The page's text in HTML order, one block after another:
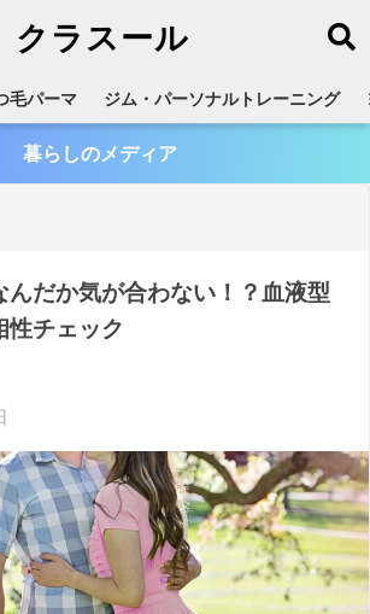
クラスール
毛パーマ ジム・パーソナルトレーニング
暮らしのメディア
んだか気が合わない！？血液型
性チェック